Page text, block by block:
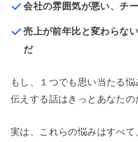
会社の雰囲気が悪い、チ
売上が前年比と変わらな
だ
もし、１つでも思い当たる
伝えする話はきっとあなたの
実は、これらの悩みはすべ